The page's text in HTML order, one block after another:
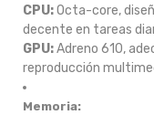
CPU:Octa-core,
decente en tareas
GPU:Adreno 610,
reproducción
Memoria: